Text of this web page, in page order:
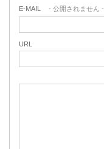
E-MAIL - 公開されません -
URL